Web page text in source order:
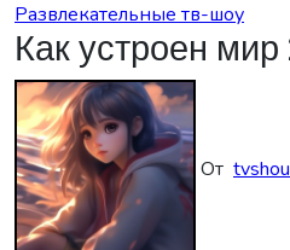
Развлекательные тв-шоу
Как устроен
От